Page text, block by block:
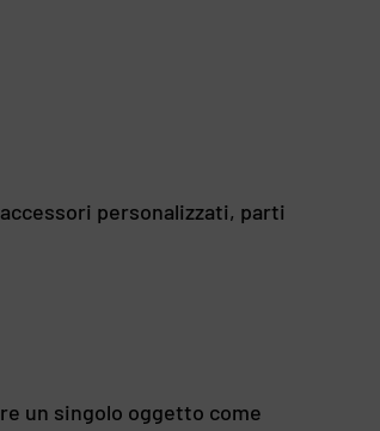
personalizzati, parti
un singolo oggetto come